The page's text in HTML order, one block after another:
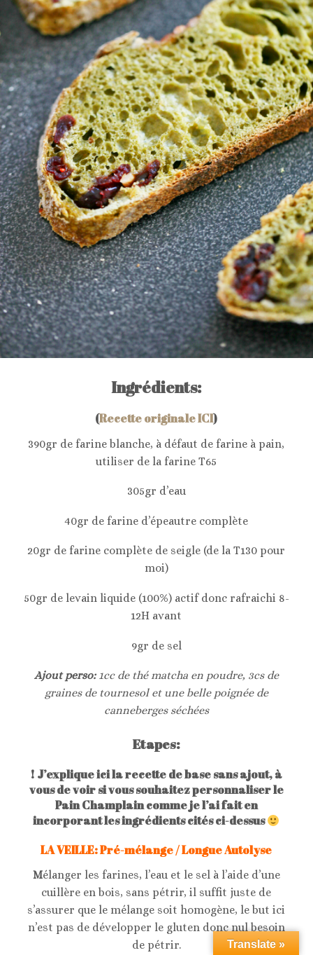
Ingrédients:
(Recette originale ICI)
390gr de farine blanche, à défaut de farine à pain,
utiliser de la farine T65
305gr d’eau
40gr de farine d’épeautre complète
20gr de farine complète de seigle (de la T130 pour
moi)
50gr de levain liquide (100%) actif donc rafraichi 8-
12H avant
9gr de sel
Ajout perso:1cc de thé matcha en poudre, 3cs de
graines de tournesol et une belle poignée de
canneberges séchées
Etapes:
! J’explique ici la recette de base sans ajout, à
vous de voir si vous souhaitez personnaliser le
Pain Champlain comme je l’ai fait en
incorporant les ingrédients cités ci-dessus
LA VEILLE: Pré-mélange / Longue Autolyse
Mélanger les farines, l’eau et le sel à l’aide d’une
cuillère en bois, sans pétrir, il suffit juste de
s’assurer que le mélange soit homogène, le but ici
n’est pas de développer le gluten donc nul besoin
de pétrir.
Translate »